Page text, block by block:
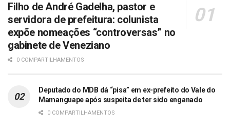
Filho de André Gadelha, pastor e
servidora de prefeitura: colunista
expõe nomeações “controversas” no
gabinete de Veneziano
0 COMPARTILHAMENTOS
Deputado do MDB dá “pisa” em ex-prefeito do Vale do
Mamanguape após suspeita de ter sido enganado
0 COMPARTILHAMENTOS